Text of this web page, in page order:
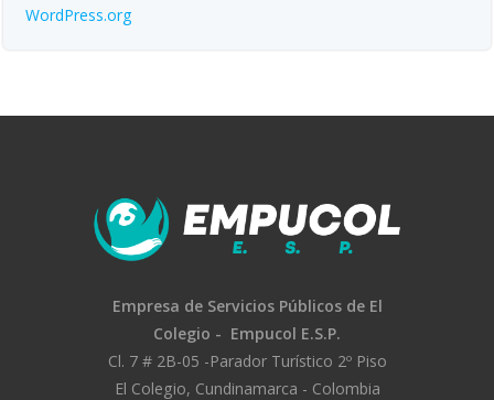
WordPress.org
Empresa de Servicios Públicos de El
Colegio - Empucol E.S.P.
Cl. 7 # 2B-05 -Parador Turístico 2º Piso
El Colegio, Cundinamarca - Colombia